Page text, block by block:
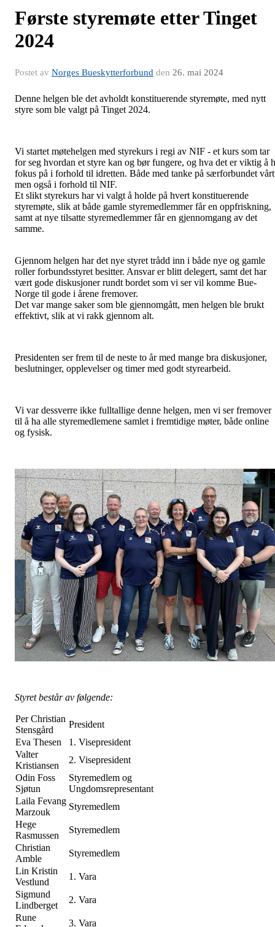
Første styremøte etter Tinget
2024
Postet av Norges Bueskytterforbund den 26. mai 2024
Denne helgen ble det avholdt konstituerende styremøte, med nytt
styre som ble valgt på Tinget 2024.
Vi startet møtehelgen med styrekurs i regi av NIF - et kurs som tar
for seg hvordan et styre kan og bør fungere, og hva det er viktig å
fokus på i forhold til idretten. Både med tanke på særforbundet
men også i forhold til NIF.
Et slikt styrekurs har vi valgt å holde på hvert konstituerende
styremøte, slik at både gamle styremedlemmer får en oppfriskning,
samt at nye tilsatte styremedlemmer får en gjennomgang av det
samme.
Gjennom helgen har det nye styret trådd inn i både nye og gamle
roller forbundsstyret besitter. Ansvar er blitt delegert, samt det har
vært gode diskusjoner rundt bordet som vi ser vil komme Bue-
Norge til gode i årene fremover.
Det var mange saker som ble gjennomgått, men helgen ble brukt
effektivt, slik at vi rakk gjennom alt.
Presidenten ser frem til de neste to år med mange bra diskusjoner,
beslutninger, opplevelser og timer med godt styrearbeid.
Vi var dessverre ikke fulltallige denne helgen, men vi ser fremover
til å ha alle styremedlemene samlet i fremtidige møter, både online
og fysisk.
Styret består av følgende:
Per Christian
Stensgård
President
Eva Thesen
1. Visepresident
Valter
Kristiansen
2. Visepresident
Odin Foss
Sjøtun
Styremedlem og
Ungdomsrepresentant
Laila Fevang
Marzouk
Styremedlem
Hege
Rasmussen
Styremedlem
Christian
Amble
Styremedlem
Lin Kristin
Vestlund
1. Vara
Sigmund
Lindberget
2. Vara
Rune
3. Vara